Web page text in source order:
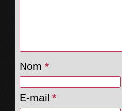
Nom *
E-mail *